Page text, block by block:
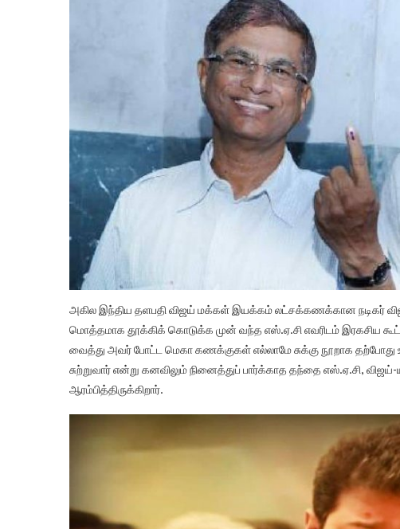
அகில இந்திய தளபதி விஜய் மக்கள் இயக்கம் லட்சக்கணக்கான நடிகர்
மொத்தமாக தூக்கிக் கொடுக்க முன் வந்த எஸ்.ஏ.சி எவரிடம் இரகசிய
வைத்து அவர் போட்ட மெகா கணக்குகள் எல்லாமே சுக்கு நூறாக தற்போது
சுற்றுவார் என்று கனவிலும் நினைத்துப் பார்க்காத தந்தை எஸ்.ஏ.சி,
ஆரம்பித்திருக்கிறார்.